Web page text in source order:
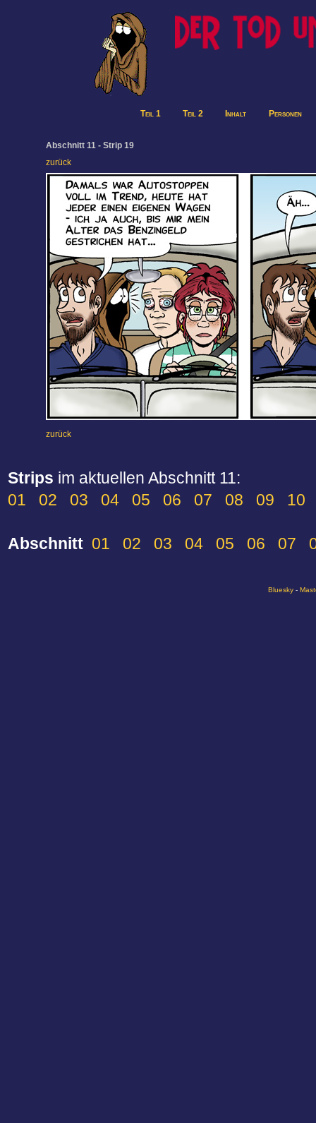
Teil 1 Teil 2 Inhalt Personen
Abschnitt 11 - Strip 19
zurück
zurück
Strips im aktuellen Abschnitt 11:
01
02 03 04 05 06 07 08 09 10
Abschnitt 01 02 03 04 05 06 07
Bluesky-